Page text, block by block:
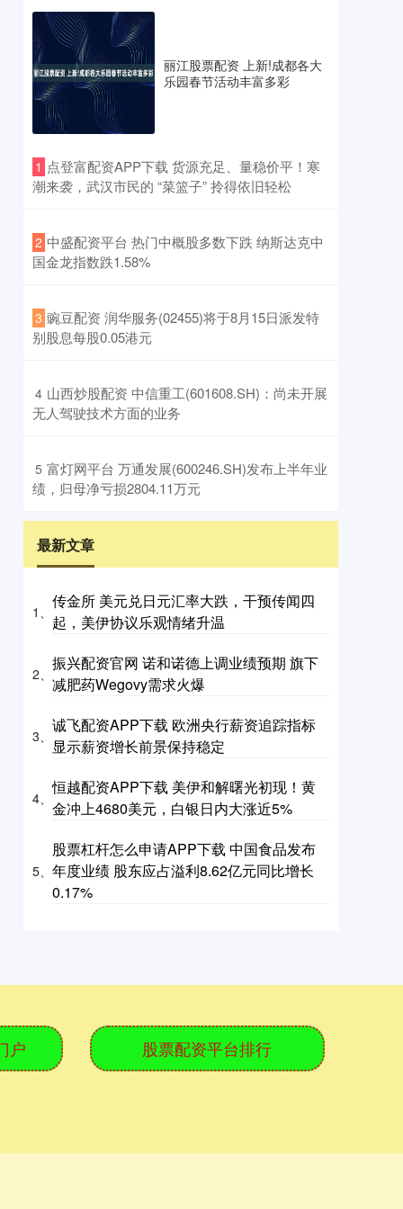
丽江股票配资 上新!成都各大
乐园春节活动丰富多彩
1 ​点登富配资APP下载 货源充足、量稳价平！寒
潮来袭，武汉市民的 “菜篮子” 拎得依旧轻松
2 ​中盛配资平台 热门中概股多数下跌 纳斯达克中
国金龙指数跌1.58%
3 ​豌豆配资 润华服务(02455)将于8月15日派发特
别股息每股0.05港元
4 ​山西炒股配资 中信重工(601608.SH)：尚未开展
无人驾驶技术方面的业务
5 ​富灯网平台 万通发展(600246.SH)发布上半年业
绩，归母净亏损2804.11万元
最新文章
1、
传金所 美元兑日元汇率大跌，干预传闻四
起，美伊协议乐观情绪升温
2、
振兴配资官网 诺和诺德上调业绩预期 旗下
减肥药Wegovy需求火爆
3、
诚飞配资APP下载 欧洲央行薪资追踪指标
显示薪资增长前景保持稳定
4、
恒越配资APP下载 美伊和解曙光初现！黄
金冲上4680美元，白银日内大涨近5%
5、
股票杠杆怎么申请APP下载 中国食品发布
年度业绩 股东应占溢利8.62亿元同比增长
0.17%
户 股票配资平台排行